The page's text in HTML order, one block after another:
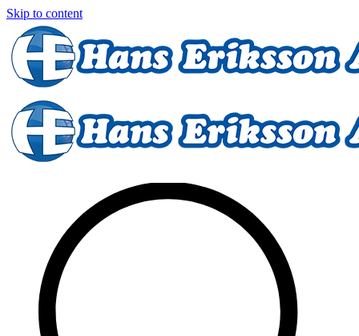
Skip to content